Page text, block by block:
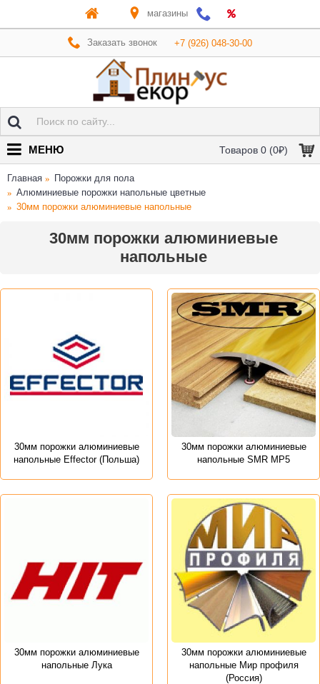
магазины
Заказать звонок +7 (926) 048-30-00
Товаров 0 (0₽)
МЕНЮ
Главная
Порожки для пола
Алюминиевые порожки напольные цветные
30мм порожки алюминиевые напольные
30мм порожки алюминиевые
напольные
30мм порожки алюминиевые
напольные Effector (Польша)
30мм порожки алюминиевые
напольные SMR MP5
30мм порожки алюминиевые
напольные Лука
30мм порожки алюминиевые
напольные Мир профиля
(Россия)